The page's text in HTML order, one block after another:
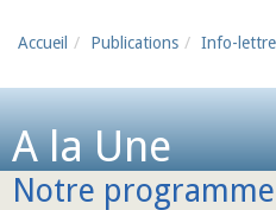
Accueil Publications Info-lettre
A la Une
Notre